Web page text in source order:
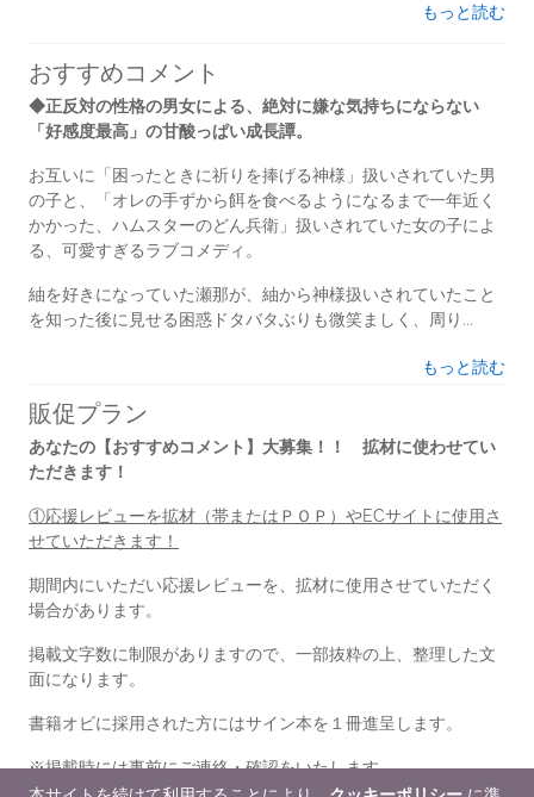
もっと読む
おすすめコメント
◆正反対の性格の男女による、絶対に嫌な気持ちにならない
「好感度最高」の甘酸っぱい成長譚。
お互いに「困ったときに祈りを捧げる神様」扱いされていた男
の子と、「オレの手ずから餌を食べるようになるまで一年近く
かかった、ハムスターのどん兵衛」扱いされていた女の子によ
る、可愛すぎるラブコメディ。
紬を好きになっていた瀬那が、紬から神様扱いされていたこと
を知った後に見せる困惑ドタバタぶりも微笑ましく、周り...
もっと読む
販促プラン
あなたの【おすすめコメント】大募集！！ 拡材に使わせてい
ただきます！
①応援レビューを拡材（帯またはＰＯＰ）やECサイトに使用さ
せていただきます！
期間内にいただい応援レビューを、拡材に使用させていただく
場合があります。
掲載文字数に制限がありますので、一部抜粋の上、整理した文
面になります。
書籍オビに採用された方にはサイン本を１冊進呈します。
※掲載時には事前にご連絡・確認をいたします。 ...